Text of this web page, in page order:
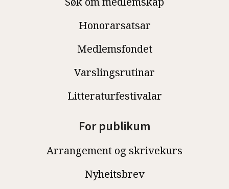
Honorarsatsar
Medlemsfondet
Varslingsrutinar
Litteraturfestivalar
For publikum
Arrangement og skrivekurs
Nyheitsbrev